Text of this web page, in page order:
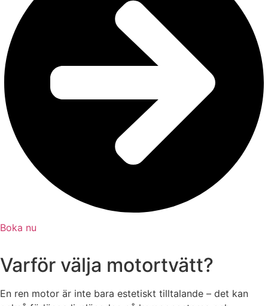
Boka nu
Varför välja motortvätt?
En ren motor är inte bara estetiskt tilltalande – det kan